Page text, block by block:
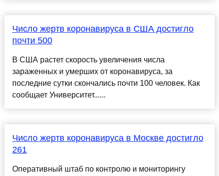
Число жертв коронавируса в США достигло
почти 500
В США растет скорость увеличения числа
зараженных и умерших от коронавируса, за
последние сутки скончались почти 100 человек. Как
сообщает Университет......
Число жертв коронавируса в Москве достигло
261
Оперативный штаб по контролю и мониторингу